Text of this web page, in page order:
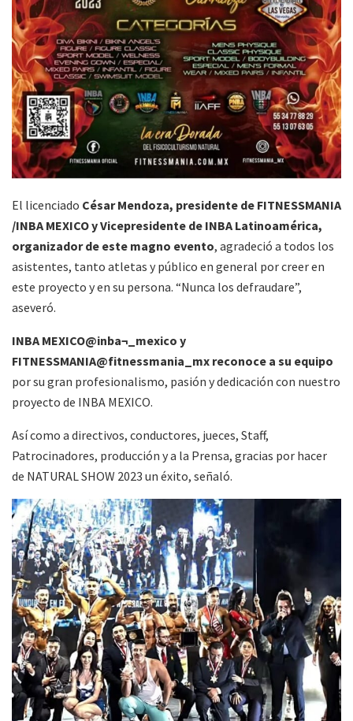
El licenciado César Mendoza, presidente de FITNESSMANIA
/INBA MEXICO y Vicepresidente de INBA Latinoamérica,
organizador de este magno evento, agradeció a todos los
asistentes, tanto atletas y público en general por creer en
este proyecto y en su persona. “Nunca los defraudare”,
aseveró.
INBA MEXICO@inba¬_mexico y
FITNESSMANIA@fitnessmania_mx reconoce a su equipo
por su gran profesionalismo, pasión y dedicación con nuestro
proyecto de INBA MEXICO.
Así como a directivos, conductores, jueces, Staff,
Patrocinadores, producción y a la Prensa, gracias por hacer
de NATURAL SHOW 2023 un éxito, señaló.